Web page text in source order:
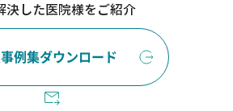
決した医院様をご紹介
例集ダウンロード